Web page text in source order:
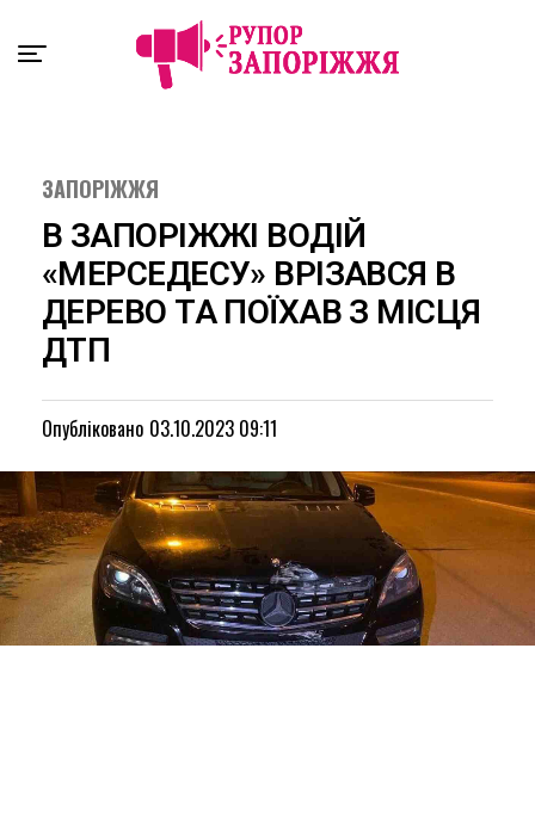
ЗАПОРІЖЖЯ
В ЗАПОРІЖЖІ ВОДІЙ
«МЕРСЕДЕСУ» ВРІЗАВСЯ В
ДЕРЕВО ТА ПОЇХАВ З МІСЦЯ
ДТП
Опубліковано 03.10.2023 09:11
Exit mobile version